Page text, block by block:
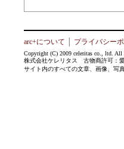
arc+について プライバシー
Copyright (C) 2009 celeritas co., ltd. All
株式会社ケレリタス 古物商許可：
サイト内のすべての文章、画像、写